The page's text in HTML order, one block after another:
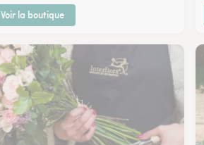
Voir la boutique